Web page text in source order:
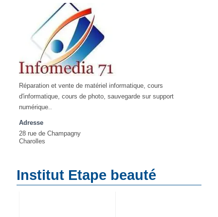
Réparation et vente de matériel informatique, cours
d'informatique, cours de photo, sauvegarde sur support
numérique..
Adresse
28 rue de Champagny
Charolles
Institut Etape beauté